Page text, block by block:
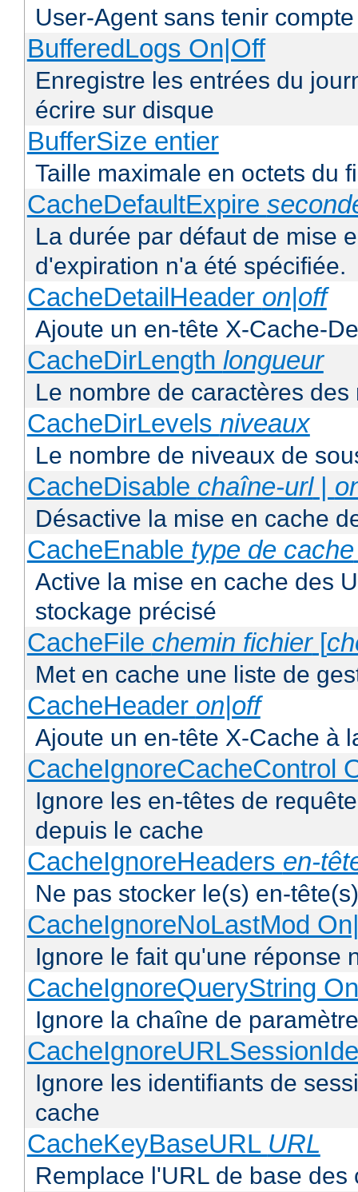
User-Agent sans tenir
BufferedLogs On|Off
Enregistre les entrées du
écrire sur disque
BufferSize entier
Taille maximale en octets du
CacheDefaultExpire
La durée par défaut de mise
d'expiration n'a été spécifiée.
CacheDetailHeader on|off
Ajoute un en-tête X-Cache-
CacheDirLength longueur
Le nombre de caractères
CacheDirLevels niveaux
Le nombre de niveaux de
CacheDisable chaîne-url|
Désactive la mise en cache
CacheEnable type de cache
Active la mise en cache des
stockage précisé
CacheFile chemin fichier[
Met en cache une liste de
CacheHeader on|off
Ajoute un en-tête X-Cache à
CacheIgnoreCacheControl
Ignore les en-têtes de
depuis le cache
CacheIgnoreHeaders en-
Ne pas stocker le(s) en-
CacheIgnoreNoLastMod
Ignore le fait qu'une réponse
CacheIgnoreQueryString
Ignore la chaîne de
Ignore les identifiants de
cache
CacheKeyBaseURL URL
Remplace l'URL de base